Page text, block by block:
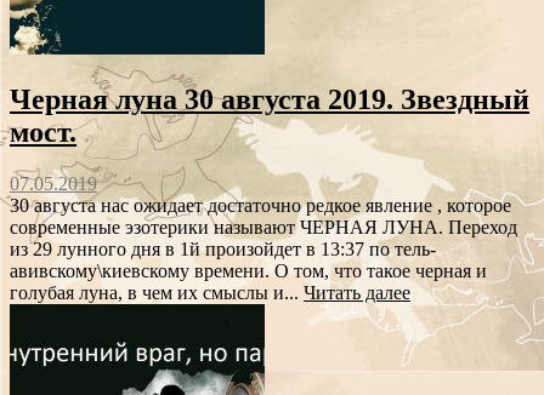
Черная луна 30 августа 2019. Звездный
мост.
07.05.2019
30 августа нас ожидает достаточно редкое явление , которое
современные эзотерики называют ЧЕРНАЯ ЛУНА. Переход
из 29 лунного дня в 1й произойдет в 13:37 по тель-
авивскому\киевскому времени. О том, что такое черная и
голубая луна, в чем их смыслы и... Читать далее